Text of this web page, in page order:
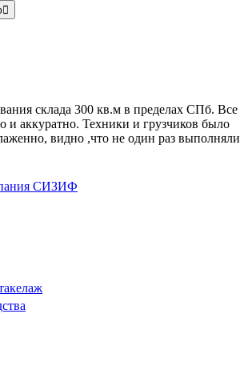
склада 300 кв.м в пределах СПб. Все
и аккуратно. Техники и грузчиков было
видно ,что не один раз выполняли